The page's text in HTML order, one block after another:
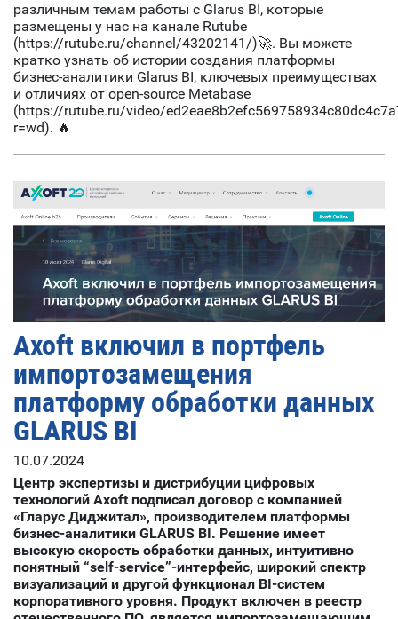
различным темам работы с Glarus BI, которые
размещены у нас на канале Rutube
(https://rutube.ru/channel/43202141/)🚀. Вы можете
кратко узнать об истории создания платформы
бизнес-аналитики Glarus BI, ключевых преимуществах
и отличиях от open-source Metabase
(https://rutube.ru/video/
r=wd). 🔥
Axoft включил в портфель
импортозамещения
платформу обработки данных
GLARUS BI
10.07.2024
Центр экспертизы и дистрибуции цифровых
технологий Axoft подписал договор с компанией
«Гларус Диджитал», производителем платформы
бизнес-аналитики GLARUS BI. Решение имеет
высокую скорость обработки данных, интуитивно
понятный “self-service”-интерфейс, широкий спектр
визуализаций и другой функционал BI-систем
корпоративного уровня. Продукт включен в реестр